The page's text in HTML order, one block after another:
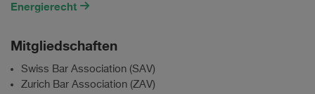
Energierecht
Mitgliedschaften
Swiss Bar Association (SAV)
Zurich Bar Association (ZAV)